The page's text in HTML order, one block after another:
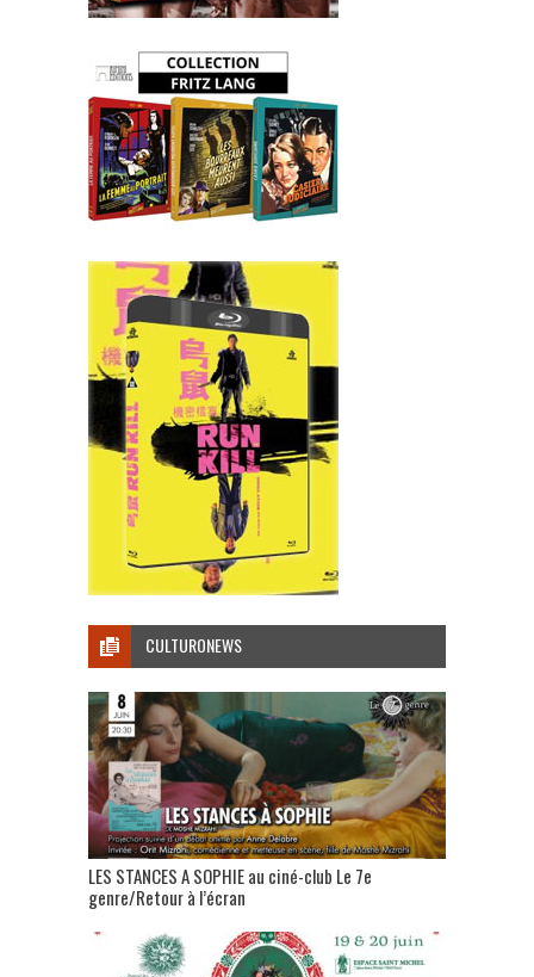
CULTURONEWS
LES STANCES A SOPHIE au ciné-club Le 7e
genre/Retour à l’écran